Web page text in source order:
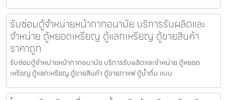
รับซ่อมตู้จำหน่ายหน้ากากอนามัย บริการรับผลิตและ
จำหน่าย ตู้หยอดเหรียญ ตู้แลกเหรียญ ตู้ขายสินค้า
ราคาถูก
รับซ่อมตู้จำหน่ายหน้ากากอนามัย บริการรับผลิตและจำหน่าย ตู้หยอด
เหรียญ ตู้แลกเหรียญ ตู้ขายสินค้า ตู้ขายกาแฟ ตู้น้ำดื่ม แบบ